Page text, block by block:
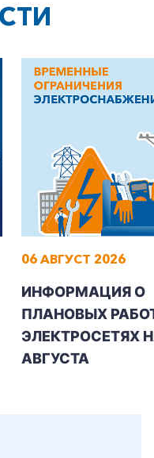
06 АВГУСТ 2026
ИНФОРМАЦИЯ О
ПЛАНОВЫХ
ЭЛЕКТРОСЕТЯХ
АВГУСТА